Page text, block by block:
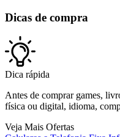
Dicas de compra
Dica rápida
Antes de comprar games,
física ou digital, idioma,
Veja Mais Ofertas